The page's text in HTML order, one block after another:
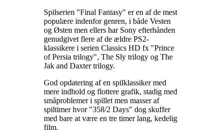
Spilserien "Final Fantasy" er en af de mest
populære indenfor genren, i både Vesten
og Østen men ellers har Sony efterhånden
genudgivet flere af de ældre PS2-
klassikere i serien Classics HD fx "Prince
of Persia trilogy", The Sly trilogy og The
Jak and Daxter trilogy.
God opdatering af en spilklassiker med
mere indhold og flottere grafik, stadig med
småproblemer i spillet men masser af
spiltimer hvor "358/2 Days" dog skuffer
med bare at være en tre timer lang, kedelig
film.